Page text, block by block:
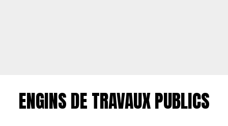
ENGINS DE TRAVAUX PUBLICS